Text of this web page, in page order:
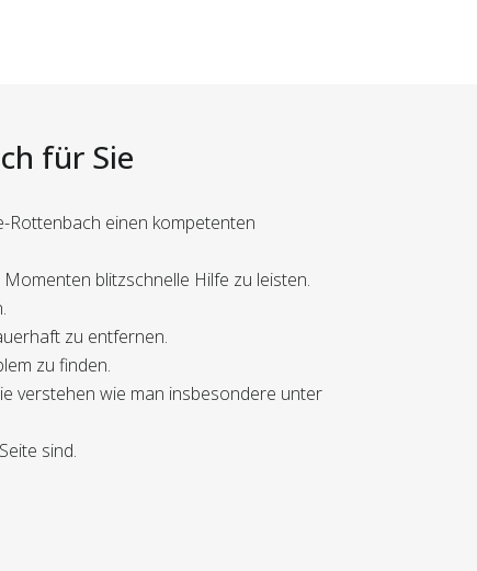
für Sie
Rottenbach einen kompetenten
blitzschnelle Hilfe zu leisten.
zu entfernen.
zu finden.
verstehen wie man insbesondere unter
sind.